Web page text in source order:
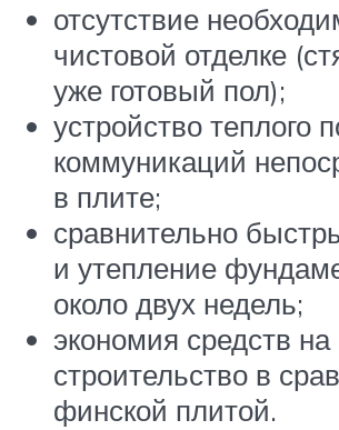
отсутствие
чистовой отделке
уже готовый пол);
устройство теплого
коммуникаций
в плите;
сравнительно
и утепление
около двух недель;
экономия средств на
строительство в
финской плитой.